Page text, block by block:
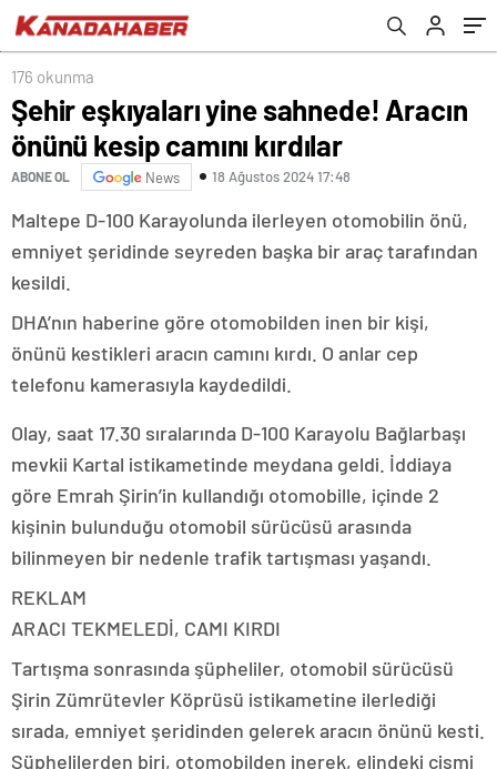
176 okunma
Şehir eşkıyaları yine sahnede! Aracın
önünü kesip camını kırdılar
ABONE OL News 18 Ağustos 2024 17:48
Maltepe D-100 Karayolunda ilerleyen otomobilin önü,
emniyet şeridinde seyreden başka bir araç tarafından
kesildi.
DHA’nın haberine göre otomobilden inen bir kişi,
önünü kestikleri aracın camını kırdı. O anlar cep
telefonu kamerasıyla kaydedildi.
Olay, saat 17.30 sıralarında D-100 Karayolu Bağlarbaşı
mevkii Kartal istikametinde meydana geldi. İddiaya
göre Emrah Şirin’in kullandığı otomobille, içinde 2
kişinin bulunduğu otomobil sürücüsü arasında
bilinmeyen bir nedenle trafik tartışması yaşandı.
REKLAM
ARACI TEKMELEDİ, CAMI KIRDI
Tartışma sonrasında şüpheliler, otomobil sürücüsü
Şirin Zümrütevler Köprüsü istikametine ilerlediği
sırada, emniyet şeridinden gelerek aracın önünü kesti.
Şüphelilerden biri, otomobilden inerek, elindeki cismi